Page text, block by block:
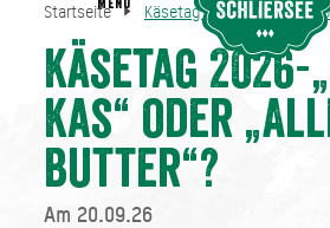
Startseite Käsetag 2026-„So a Kas“
Käsetag 2026-
Kas“ oder
Butter“?
Am 20.09.26
Startseite Käsetag 2026-„So a Kas“
MENU